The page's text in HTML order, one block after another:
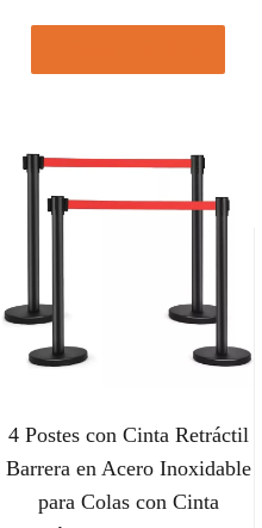
4 Postes con Cinta Retráctil
Barrera en Acero Inoxidable
para Colas con Cinta